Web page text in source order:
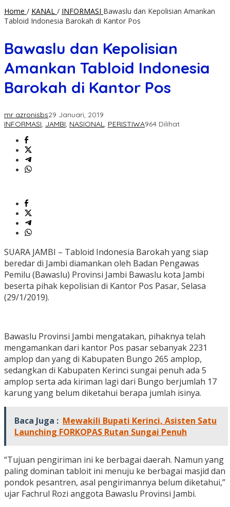
Home / KANAL / INFORMASI Bawaslu dan Kepolisian Amankan
Tabloid Indonesia Barokah di Kantor Pos
Bawaslu dan Kepolisian
Amankan Tabloid Indonesia
Barokah di Kantor Pos
mr azronisbs29 Januari, 2019
INFORMASI, JAMBI, NASIONAL, PERISTIWA964 Dilihat
SUARA JAMBI – Tabloid Indonesia Barokah yang siap
beredar di Jambi diamankan oleh Badan Pengawas
Pemilu (Bawaslu) Provinsi Jambi Bawaslu kota Jambi
beserta pihak kepolisian di Kantor Pos Pasar, Selasa
(29/1/2019).
Bawaslu Provinsi Jambi mengatakan, pihaknya telah
mengamankan dari kantor Pos pasar sebanyak 2231
amplop dan yang di Kabupaten Bungo 265 amplop,
sedangkan di Kabupaten Kerinci sungai penuh ada 5
amplop serta ada kiriman lagi dari Bungo berjumlah 17
karung yang belum diketahui berapa jumlah isinya.
Baca Juga : Mewakili Bupati Kerinci, Asisten Satu
Launching FORKOPAS Rutan Sungai Penuh
“Tujuan pengiriman ini ke berbagai daerah. Namun yang
paling dominan tabloit ini menuju ke berbagai masjid dan
pondok pesantren, asal pengirimannya belum diketahui,”
ujar Fachrul Rozi anggota Bawaslu Provinsi Jambi.